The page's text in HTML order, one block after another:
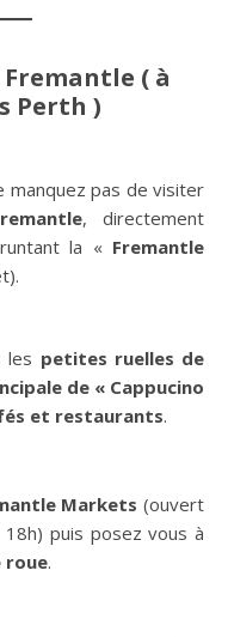
Fremantle ( à
Perth )
manquez pas de visiter
, directement
la « Fremantle
les petites ruelles de
de « Cappucino
et restaurants.
Markets (ouvert
puis posez vous à
roue.